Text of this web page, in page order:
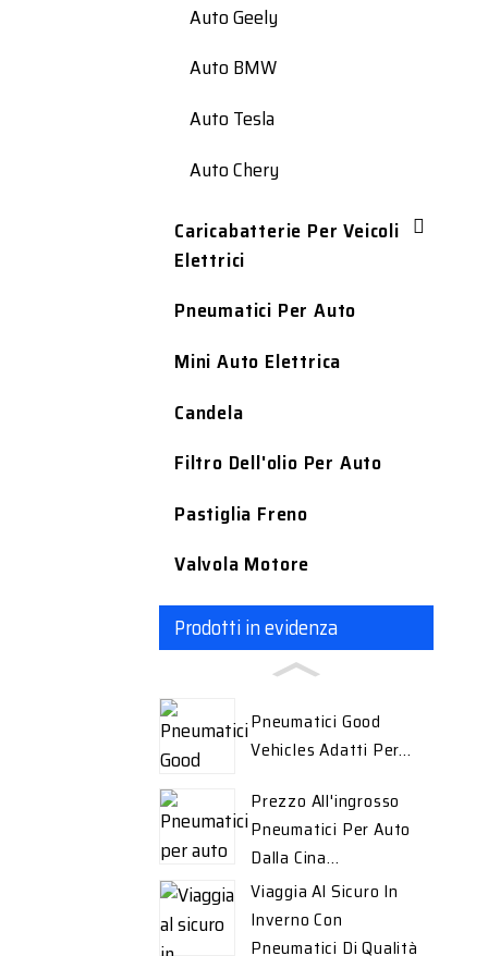
Auto Geely
Auto BMW
Auto Tesla
Auto Chery
Caricabatterie Per Veicoli
Elettrici
Pneumatici Per Auto
Mini Auto Elettrica
Candela
Filtro Dell'olio Per Auto
Pastiglia Freno
Valvola Motore
Prodotti in evidenza
Pneumatici Good
Vehicles Adatti Per...
Prezzo All'ingrosso
Pneumatici Per Auto
Dalla Cina...
Viaggia Al Sicuro In
Inverno Con
Pneumatici Di Qualità